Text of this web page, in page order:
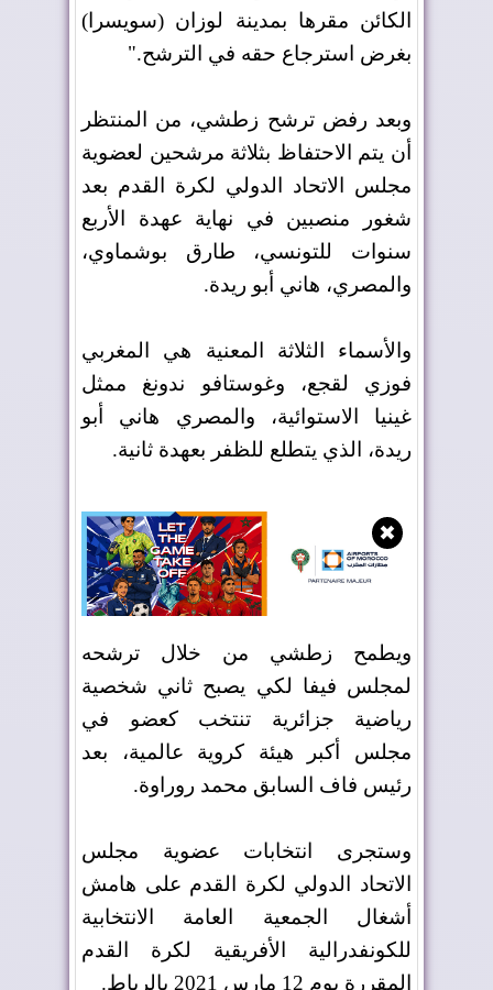
الكائن مقرها بمدينة لوزان (سويسرا)
بغرض استرجاع حقه في الترشح".
وبعد رفض ترشح زطشي، من المنتظر
أن يتم الاحتفاظ بثلاثة مرشحين لعضوية
مجلس الاتحاد الدولي لكرة القدم بعد
شغور منصبين في نهاية عهدة الأربع
سنوات للتونسي، طارق بوشماوي،
والمصري، هاني أبو ريدة.
والأسماء الثلاثة المعنية هي المغربي
فوزي لقجع، وغوستافو ندونغ ممثل
غينيا الاستوائية، والمصري هاني أبو
ريدة، الذي يتطلع للظفر بعهدة ثانية.
✖
ويطمح زطشي من خلال ترشحه
لمجلس فيفا لكي يصبح ثاني شخصية
رياضية جزائرية تنتخب كعضو في
مجلس أكبر هيئة كروية عالمية، بعد
رئيس فاف السابق محمد روراوة.
وستجرى انتخابات عضوية مجلس
الاتحاد الدولي لكرة القدم على هامش
أشغال الجمعية العامة الانتخابية
للكونفدرالية الأفريقية لكرة القدم
المقررة يوم 12 مارس 2021 بالرباط
.